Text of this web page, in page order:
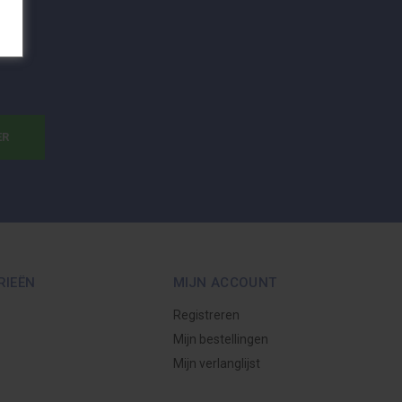
MIJN ACCOUNT
Registreren
Mijn bestellingen
Mijn verlanglijst